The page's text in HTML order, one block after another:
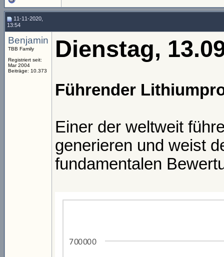
11-11-2020,
13:54
Benjamin
TBB Family
Registriert seit:
Mar 2004
Beiträge: 10.373
Dienstag,
Führender
Einer der weltweit
generieren und weist
fundamentalen